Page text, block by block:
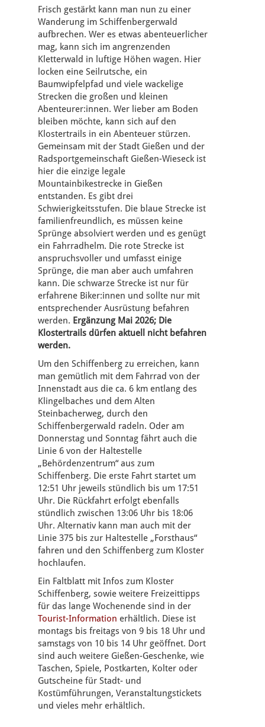
Frisch gestärkt kann man nun zu einer
Wanderung im Schiffenbergerwald
aufbrechen. Wer es etwas abenteuerlicher
mag, kann sich im angrenzenden
Kletterwald in luftige Höhen wagen. Hier
locken eine Seilrutsche, ein
Baumwipfelpfad und viele wackelige
Strecken die großen und kleinen
Abenteurer:innen. Wer lieber am Boden
bleiben möchte, kann sich auf den
Klostertrails in ein Abenteuer stürzen.
Gemeinsam mit der Stadt Gießen und der
Radsportgemeinschaft Gießen-Wieseck ist
hier die einzige legale
Mountainbikestrecke in Gießen
entstanden. Es gibt drei
Schwierigkeitsstufen. Die blaue Strecke ist
familienfreundlich, es müssen keine
Sprünge absolviert werden und es genügt
ein Fahrradhelm. Die rote Strecke ist
anspruchsvoller und umfasst einige
Sprünge, die man aber auch umfahren
kann. Die schwarze Strecke ist nur für
erfahrene Biker:innen und sollte nur mit
entsprechender Ausrüstung befahren
werden. Ergänzung Mai 2026; Die
Klostertrails dürfen aktuell nicht befahren
werden.
Um den Schiffenberg zu erreichen, kann
man gemütlich mit dem Fahrrad von der
Innenstadt aus die ca. 6 km entlang des
Klingelbaches und dem Alten
Steinbacherweg, durch den
Schiffenbergerwald radeln. Oder am
Donnerstag und Sonntag fährt auch die
Linie 6 von der Haltestelle
„Behördenzentrum“ aus zum
Schiffenberg. Die erste Fahrt startet um
12:51 Uhr jeweils stündlich bis um 17:51
Uhr. Die Rückfahrt erfolgt ebenfalls
stündlich zwischen 13:06 Uhr bis 18:06
Uhr. Alternativ kann man auch mit der
Linie 375 bis zur Haltestelle „Forsthaus“
fahren und den Schiffenberg zum Kloster
hochlaufen.
Ein Faltblatt mit Infos zum Kloster
Schiffenberg, sowie weitere Freizeittipps
für das lange Wochenende sind in der
Tourist-Information erhältlich. Diese ist
montags bis freitags von 9 bis 18 Uhr und
samstags von 10 bis 14 Uhr geöffnet. Dort
sind auch weitere Gießen-Geschenke, wie
Taschen, Spiele, Postkarten, Kolter oder
Gutscheine für Stadt- und
Kostümführungen, Veranstaltungstickets
und vieles mehr erhältlich.